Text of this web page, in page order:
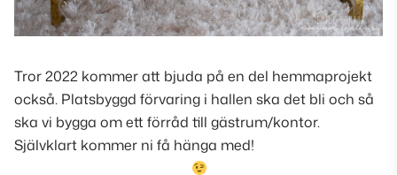
Tror 2022 kommer att bjuda på en del hemmaprojekt
också. Platsbyggd förvaring i hallen ska det bli och så
ska vi bygga om ett förråd till gästrum/kontor.
Självklart kommer ni få hänga med!